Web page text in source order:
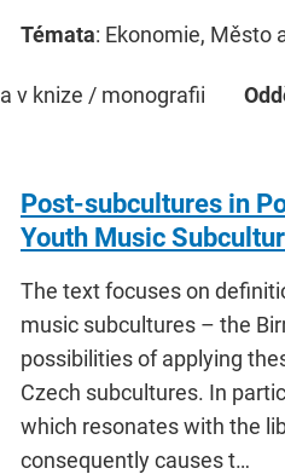
Témata: Ekonomie, Město
v knize / monografii
Post-subcultures in
Youth Music
The text focuses on
music subcultures – the
possibilities of applying
Czech subcultures. In
which resonates with the
consequently causes t…